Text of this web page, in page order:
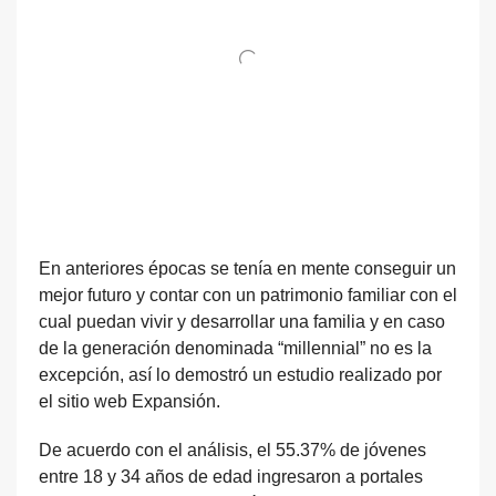
En anteriores épocas se tenía en mente conseguir un
mejor futuro y contar con un patrimonio familiar con el
cual puedan vivir y desarrollar una familia y en caso
de la generación denominada “millennial” no es la
excepción, así lo demostró un estudio realizado por
el sitio web Expansión.
De acuerdo con el análisis, el 55.37% de jóvenes
entre 18 y 34 años de edad ingresaron a portales